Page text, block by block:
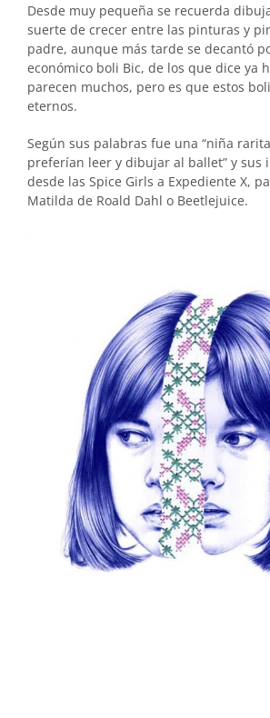
Desde muy pequeña se recuerda
suerte de crecer entre las pinturas y
padre, aunque más tarde se decantó
económico boli Bic, de los que dice ya
parecen muchos, pero es que estos
eternos.
Según sus palabras fue una “niña
preferían leer y dibujar al ballet” y sus
desde las Spice Girls a Expediente X,
Matilda de Roald Dahl o Beetlejuice.